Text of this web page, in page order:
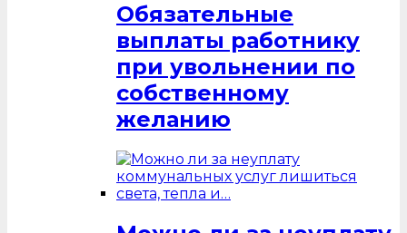
Обязательные
выплаты работнику
при увольнении по
собственному
желанию